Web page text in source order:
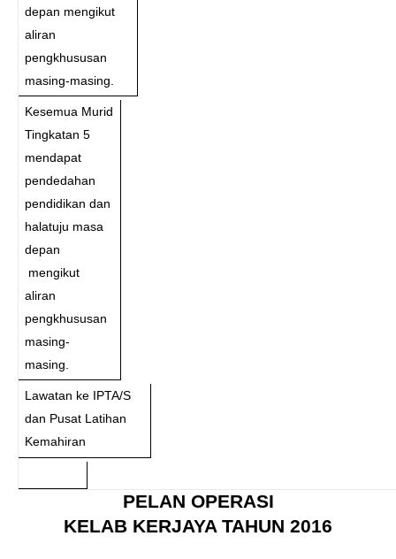
depan mengikut
aliran
pengkhususan
masing-masing.
Kesemua Murid
Tingkatan 5
mendapat
pendedahan
pendidikan dan
halatuju masa
depan
mengikut
aliran
pengkhususan
masing-
masing.
Lawatan ke IPTA/S
dan Pusat Latihan
Kemahiran
PELAN OPERASI
KELAB KERJAYA TAHUN 2016